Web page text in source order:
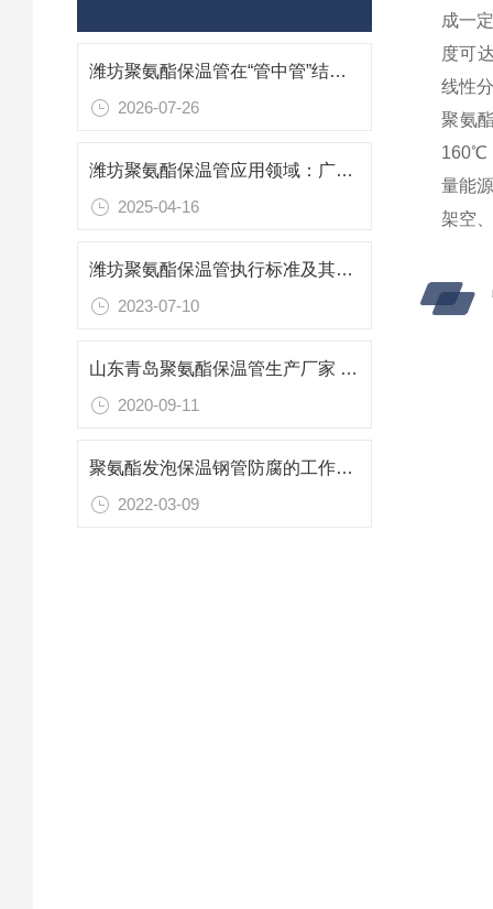
潍坊聚氨酯保温管在“管中管”结构中的三重防护逻辑
2026-07-26
潍坊聚氨酯保温管应用领域：广泛覆盖，节能增效
2025-04-16
潍坊聚氨酯保温管执行标准及其应用
2023-07-10
山东青岛聚氨酯保温管生产厂家 青岛聚氨酯保温管安装技巧
2020-09-11
聚氨酯发泡保温钢管防腐的工作范围在环境中是不同的
2022-03-09
成一
度可
线性
聚氨
160℃
量能
架空